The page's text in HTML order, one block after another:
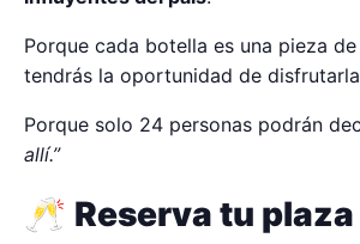
Porque cada botella es una pieza
tendrás la oportunidad de
Porque solo 24 personas podrán
allí.”
🥂 Reserva tu